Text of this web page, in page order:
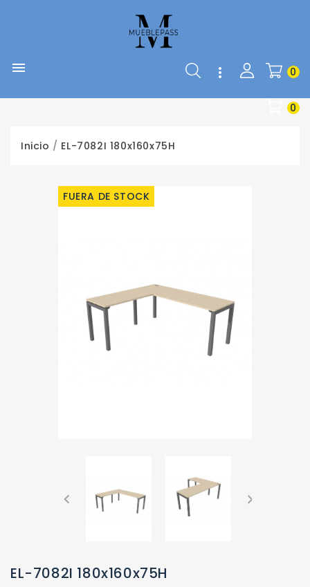
 0

0
Inicio EL-7082I 180x160x75H
FUERA DE STOCK
EL-7082I 180x160x75H